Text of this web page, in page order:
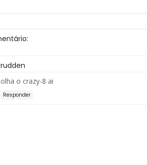
rudden
olha o crazy-8 ai
Responder